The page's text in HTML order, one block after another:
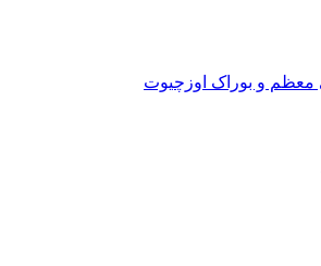
و بوراک اوزچیوت